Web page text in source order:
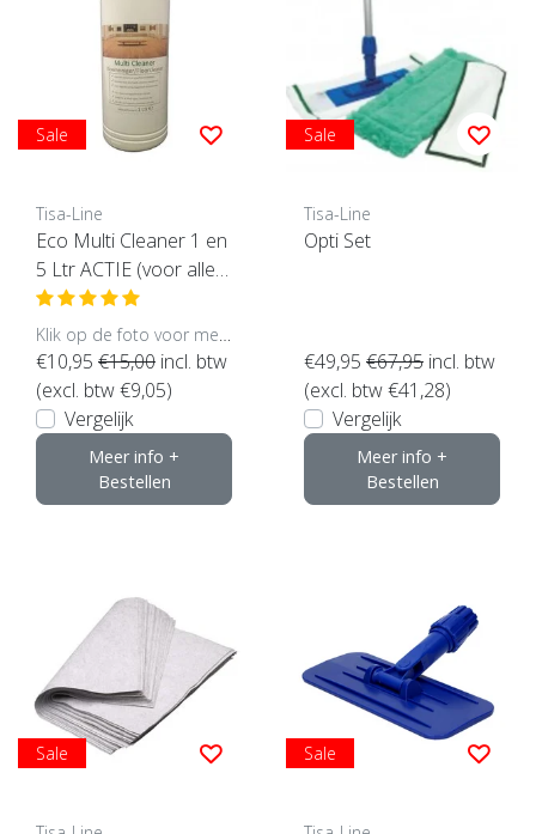
Sale
Tisa-Line
Eco Multi Cleaner 1 en
5 Ltr ACTIE (voor alle vl
oeren geschikt)
€10,95 €15,00 incl. btw
(excl. btw €9,05)
Vergelijk
Meer info +
Bestellen
Sale
Tisa-Line
Opti Set
€49,95 €67,95 incl. btw
(excl. btw €41,28)
Vergelijk
Meer info +
Bestellen
Sale Sale